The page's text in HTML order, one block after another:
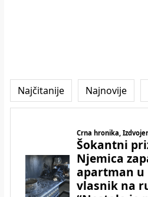
Najčitanije Najnovije